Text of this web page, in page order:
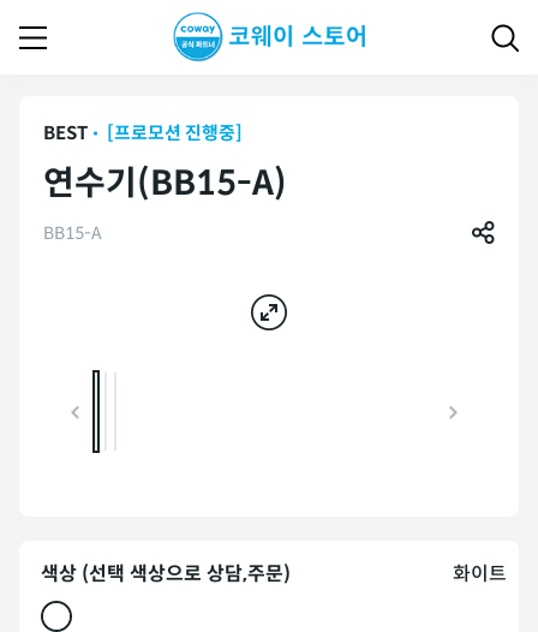
BEST [프로모션 진행중]
연수기(BB15-A)
BB15-A
색상 (선택 색상으로 상담,주문) 화이트